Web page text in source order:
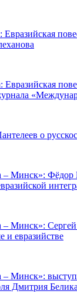
Евразийская
Евразийская
о
– Минск»: Фёдор
– Минск»:
и евразийстве
– Минск»:
Дмитрия Белика